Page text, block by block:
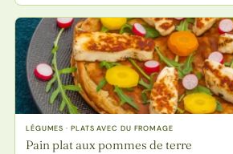
LÉGUMES · PLATS AVEC DU FROMAGE
Pain plat aux pommes de terre